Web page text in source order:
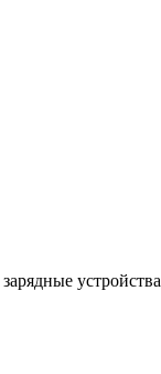
устройства